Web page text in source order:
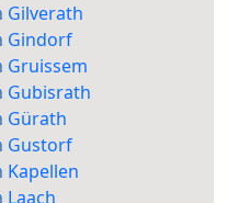
Gilverath
Gindorf
Gruissem
Gubisrath
Gürath
Gustorf
Kapellen